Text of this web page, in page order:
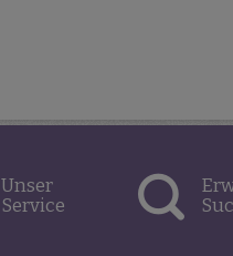
Unser
Service